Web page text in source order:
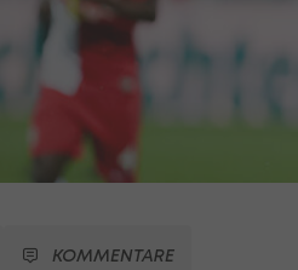
KOMMENTARE